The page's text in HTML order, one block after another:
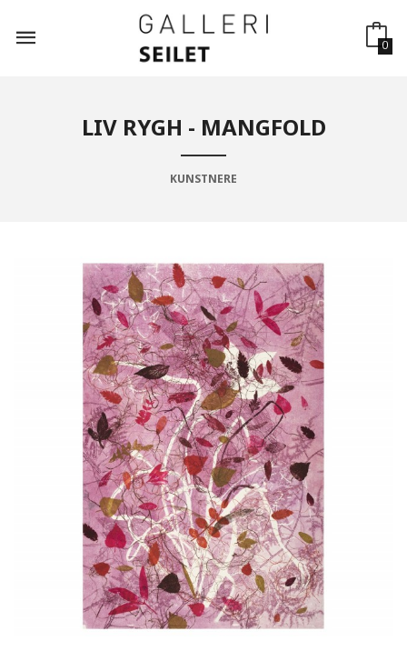
innholdet
0
LIV RYGH - MANGFOLD
KUNSTNERE